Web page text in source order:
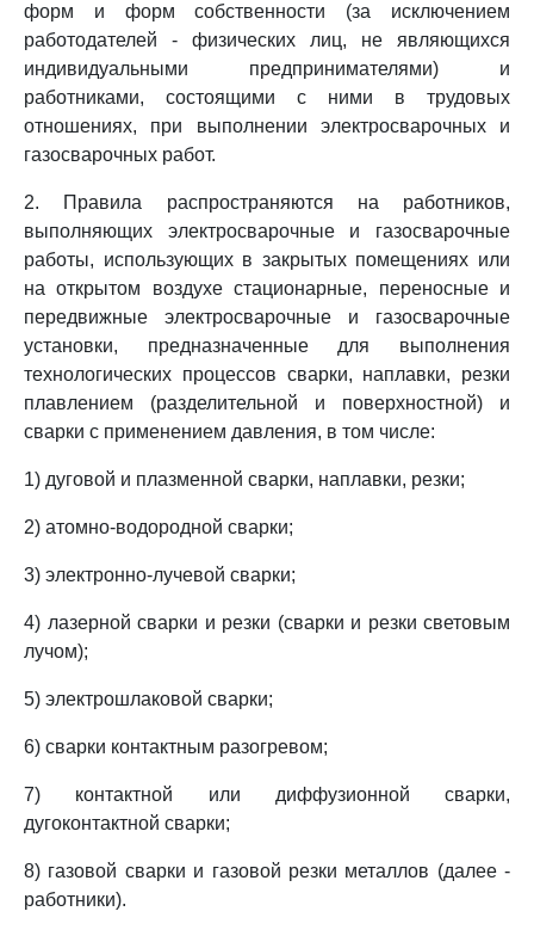
форм и форм собственности (за исключением
работодателей - физических лиц, не являющихся
индивидуальными предпринимателями) и
работниками, состоящими с ними в трудовых
отношениях, при выполнении электросварочных и
газосварочных работ.
2. Правила распространяются на работников,
выполняющих электросварочные и газосварочные
работы, использующих в закрытых помещениях или
на открытом воздухе стационарные, переносные и
передвижные электросварочные и газосварочные
установки, предназначенные для выполнения
технологических процессов сварки, наплавки, резки
плавлением (разделительной и поверхностной) и
сварки с применением давления, в том числе:
1) дуговой и плазменной сварки, наплавки, резки;
2) атомно-водородной сварки;
3) электронно-лучевой сварки;
4) лазерной сварки и резки (сварки и резки световым
лучом);
5) электрошлаковой сварки;
6) сварки контактным разогревом;
7) контактной или диффузионной сварки,
дугоконтактной сварки;
8) газовой сварки и газовой резки металлов (далее -
работники).